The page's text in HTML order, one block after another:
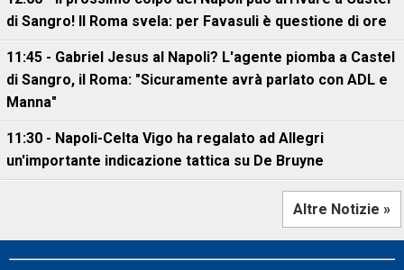
di Sangro! Il Roma svela: per Favasuli è questione di ore
11:45 - Gabriel Jesus al Napoli? L'agente piomba a Castel
di Sangro, il Roma: "Sicuramente avrà parlato con ADL e
Manna"
11:30 - Napoli-Celta Vigo ha regalato ad Allegri
un'importante indicazione tattica su De Bruyne
Altre Notizie »